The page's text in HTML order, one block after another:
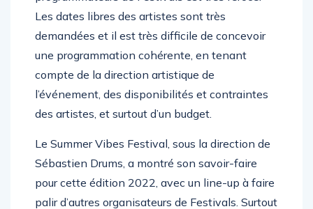
programmateurs de Festivals est très féroce.
Les dates libres des artistes sont très
demandées et il est très difficile de concevoir
une programmation cohérente, en tenant
compte de la direction artistique de
l’événement, des disponibilités et contraintes
Le Summer Vibes Festival, sous la direction de
Sébastien Drums, a montré son savoir-faire
pour cette édition 2022, avec un line-up à faire